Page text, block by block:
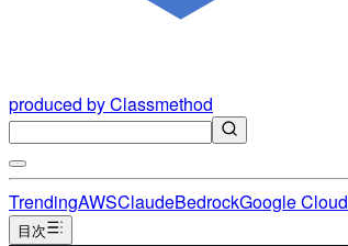
produced by Classmethod
TrendingAWSClaudeBedrockGoogle Cloud
目次